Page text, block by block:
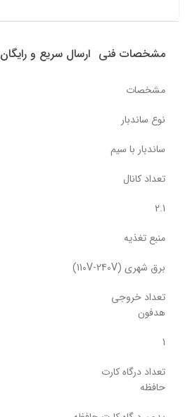
مشخصات فنی ارسال سریع و رایگان
مشخصات
نوع ساندبار
ساندبار ‌با سیم
تعداد کانال
2.1
منبع تغذیه
برق شهری (110V-240V)
تعداد خروجی
هدفون
1
تعداد درگاه کارت
حافظه